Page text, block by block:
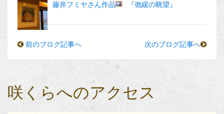
藤井フミヤさん作品 『弛緩の眺望』
前のブログ記事へ 次のブログ記事へ
咲くらへのアクセス